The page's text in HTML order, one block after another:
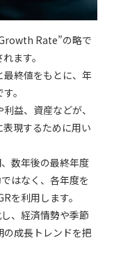
Rate”の略で
ます。
最終値をもとに、年
。
益、資産などが、
現するために用い
数年後の最終年度
はなく、各年度を
を利用します。
、経済情勢や季節
成長トレンドを把